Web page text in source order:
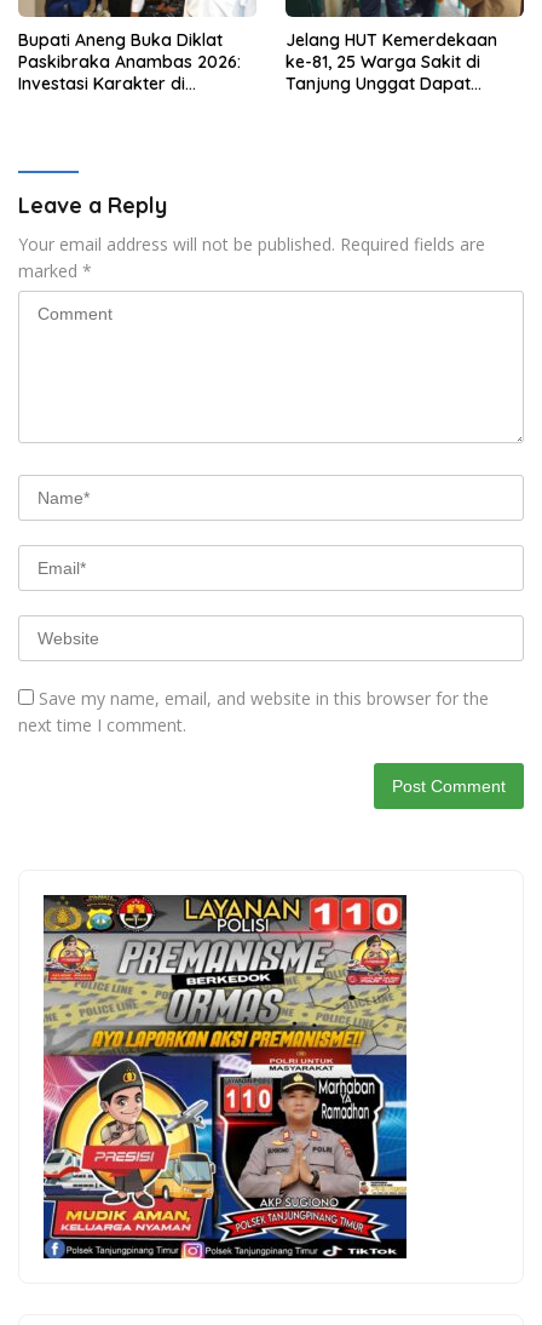
Bupati Aneng Buka Diklat
Paskibraka Anambas 2026:
Investasi Karakter di
Jelang HUT Kemerdekaan
ke-81, 25 Warga Sakit di
Tanjung Unggat Dapat
Leave a Reply
Your email address will not be published. Required fields are
marked *
Save my name, email, and website in this browser for the
next time I comment.